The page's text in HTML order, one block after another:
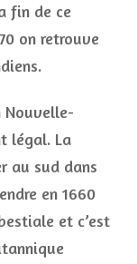
fin de ce
on retrouve
Nouvelle-
légal. La
au sud dans
en 1660
et c’est